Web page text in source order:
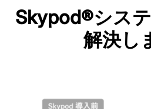
Skypod®シス
解決し